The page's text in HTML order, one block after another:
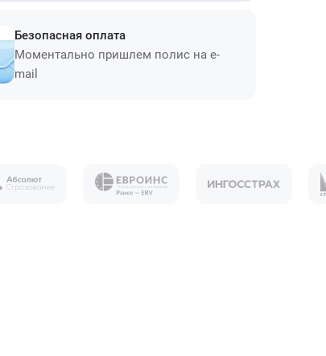
Безопасная оплата
Моментально пришлем полис на e-
mail